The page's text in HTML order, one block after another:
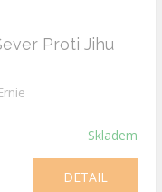
Proti Jihu
Skladem
DETAIL